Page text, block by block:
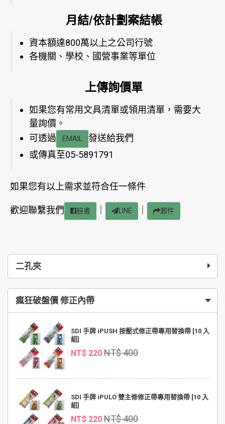
二孔夾
瘋狂破盤價 修正內帶
SDI 手牌 iPUSH 按壓式修正帶專用替換帶 [10 入
組]
NT$ 220 NT$ 400
SDI 手牌 iPULO 雙主修修正帶專用替換帶 [10 入
組]
NT$ 220 NT$ 400
月結/依計劃案結帳
資本額達800萬以上之公司行號
各機關、學校、國營事業等單位
上傳詢價單
如果您有常用文具清單或領用清單，需要大
量詢價。
可透過
EMAIL
發送給我們
或傳真至05-5891791
如果您有以上需求並符合任一條件
歡迎聯繫我們 臉書 LINE 郵件